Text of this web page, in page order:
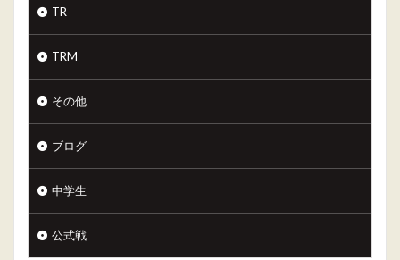
TR
TRM
その他
ブログ
中学生
公式戦